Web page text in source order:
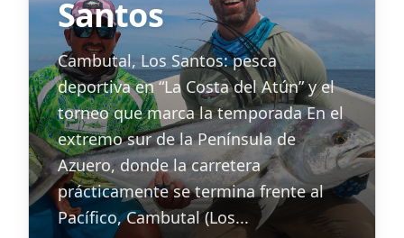
Santos
Cambutal, Los Santos: pesca
deportiva en “La Costa del Atún” y el
torneo que marca la temporada En el
extremo sur de la Península de
Azuero, donde la carretera
prácticamente se termina frente al
Pacífico, Cambutal (Los...